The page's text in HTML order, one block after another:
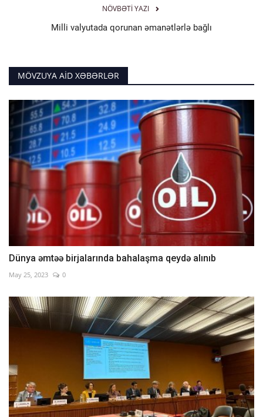
NÖVBƏTI YAZI
Milli valyutada qorunan əmanətlərlə bağlı
MÖVZUYA AID XƏBƏRLƏR
Dünya əmtəə birjalarında bahalaşma qeydə alınıb
May 25, 2023 0